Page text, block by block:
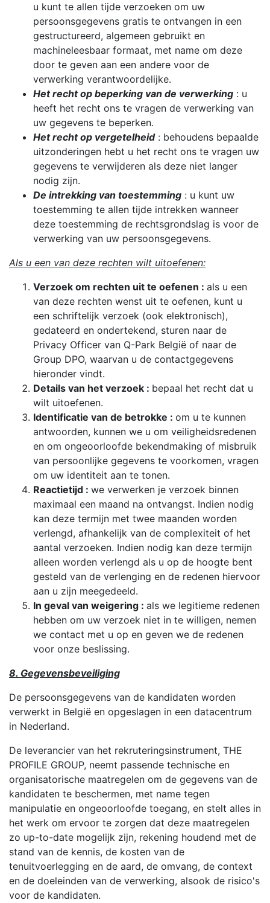
u kunt te allen tijde verzoeken om uw
persoonsgegevens gratis te ontvangen in een
gestructureerd, algemeen gebruikt en
machineleesbaar formaat, met name om deze
door te geven aan een andere voor de
verwerking verantwoordelijke.
Het recht op beperking van de verwerking : u
heeft het recht ons te vragen de verwerking van
uw gegevens te beperken.
Het recht op vergetelheid: behoudens bepaalde
uitzonderingen hebt u het recht ons te vragen uw
gegevens te verwijderen als deze niet langer
nodig zijn.
De intrekking van toestemming : u kunt uw
toestemming te allen tijde intrekken wanneer
deze toestemming de rechtsgrondslag is voor de
verwerking van uw persoonsgegevens.
Als u een van deze rechten wilt uitoefenen:
Verzoek om rechten uit te oefenen : als u een
van deze rechten wenst uit te oefenen, kunt u
een schriftelijk verzoek (ook elektronisch),
gedateerd en ondertekend, sturen naar de
Privacy Officer van Q-Park België of naar de
Group DPO, waarvan u de contactgegevens
hieronder vindt.
Details van het verzoek : bepaal het recht dat u
wilt uitoefenen.
Identificatie van de betrokke : om u te kunnen
antwoorden, kunnen we u om veiligheidsredenen
en om ongeoorloofde bekendmaking of misbruik
van persoonlijke gegevens te voorkomen, vragen
om uw identiteit aan te tonen.
Reactietijd : we verwerken je verzoek binnen
maximaal een maand na ontvangst. Indien nodig
kan deze termijn met twee maanden worden
verlengd, afhankelijk van de complexiteit of het
aantal verzoeken. Indien nodig kan deze termijn
alleen worden verlengd als u op de hoogte bent
gesteld van de verlenging en de redenen hiervoor
aan u zijn meegedeeld.
In geval van weigering : als we legitieme redenen
hebben om uw verzoek niet in te willigen, nemen
we contact met u op en geven we de redenen
voor onze beslissing.
8. Gegevensbeveiliging
De persoonsgegevens van de kandidaten worden
verwerkt in België en opgeslagen in een datacentrum
in Nederland.
De leverancier van het rekruteringsinstrument, THE
PROFILE GROUP, neemt passende technische en
organisatorische maatregelen om de gegevens van de
kandidaten te beschermen, met name tegen
manipulatie en ongeoorloofde toegang, en stelt alles in
het werk om ervoor te zorgen dat deze maatregelen
zo up-to-date mogelijk zijn, rekening houdend met de
stand van de kennis, de kosten van de
tenuitvoerlegging en de aard, de omvang, de context
en de doeleinden van de verwerking, alsook de risico's
voor de kandidaten.